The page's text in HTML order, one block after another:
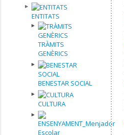
ENTITATS
TRÀMITS
GENÈRICS
BENESTAR SOCIAL
CULTURA